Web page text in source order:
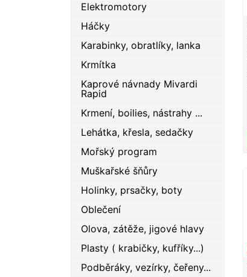
Elektromotory
Háčky
Karabinky, obratlíky, lanka
Krmítka
Kaprové návnady Mivardi
Rapid
Krmení, boilies, nástrahy ...
Lehátka, křesla, sedačky
Mořský program
Muškařské šňůry
Holinky, prsačky, boty
Oblečení
Olova, zátěže, jigové hlavy
Plasty ( krabičky, kufříky...)
Podběráky, vezírky, čeřeny...